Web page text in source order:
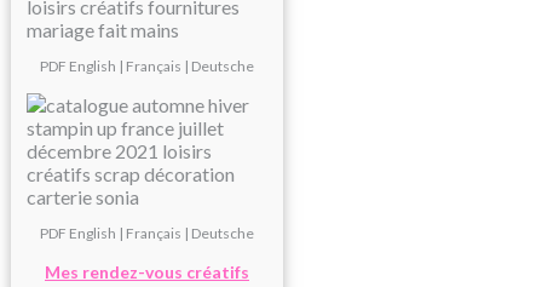
PDF English | Français | Deutsche
PDF English | Français | Deutsche
Mes rendez-vous créatifs